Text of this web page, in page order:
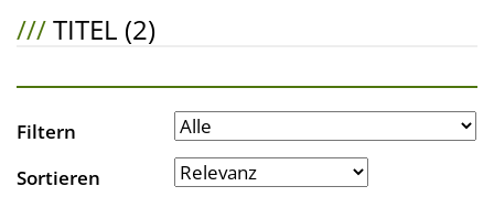
///TITEL (2)
Filtern
Sortieren